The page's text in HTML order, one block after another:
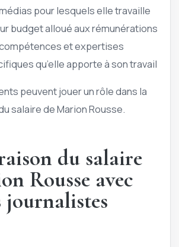
pour lesquels elle travaille
budget alloué aux rémunérations
et expertises
qu’elle apporte à son travail
peuvent jouer un rôle dans la
salaire de Marion Rousse.
du salaire
Rousse avec
journalistes